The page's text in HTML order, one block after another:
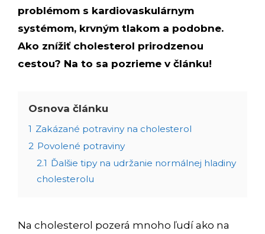
problémom s kardiovaskulárnym
systémom, krvným tlakom a podobne.
Ako znížiť cholesterol prirodzenou
cestou? Na to sa pozrieme v článku!
Osnova článku
1 Zakázané potraviny na cholesterol
2 Povolené potraviny
2.1 Ďalšie tipy na udržanie normálnej hladiny
cholesterolu
Na cholesterol pozerá mnoho ľudí ako na